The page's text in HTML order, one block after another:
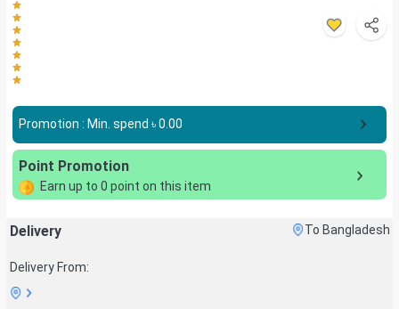
Promotion : Min. spend ৳0.00
Point Promotion
Earn up to 0 point on this item
Delivery To Bangladesh
Delivery From: